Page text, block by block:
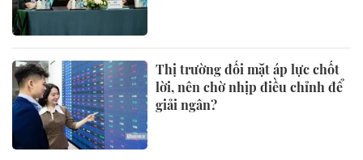
Thị trường đối mặt áp lực chốt
lời, nên chờ nhịp điều chỉnh để
giải ngân?